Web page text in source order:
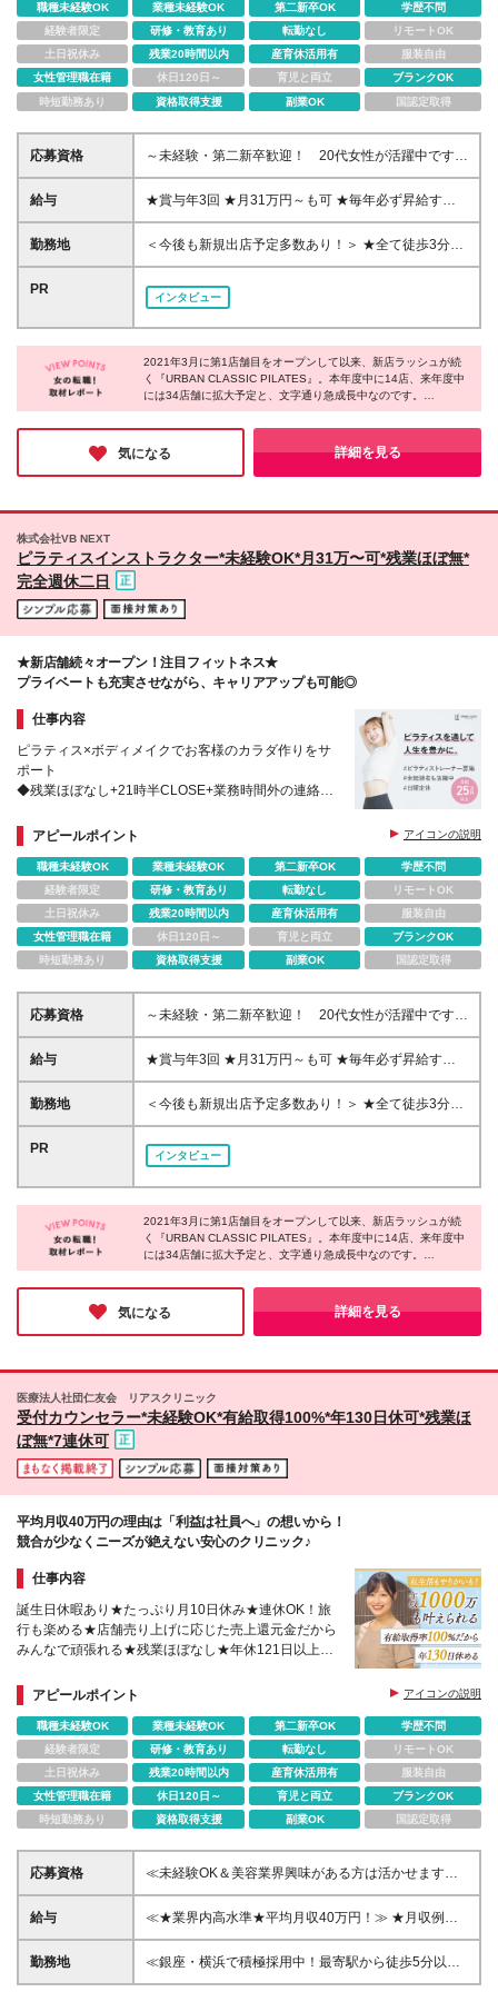
職種未経験OK 業種未経験OK 第二新卒OK
学歴不問
経験者限定
研修・教育あり 転勤なし
リモートOK
土日祝休み
残業20時間以内 産育休活用有
服装自由
女性管理職在籍
休日120日～ 育児と両立
ブランクOK
時短勤務あり
資格取得支援 副業OK 国認定取得
応募資格
～未経験・第二新卒歓迎！ 20代女性が活躍中です～
■学歴不問 ☆お客様に寄り添うお仕事なので、接客経
験が活かせます！
給与
★賞与年3回 ★月31万円～も可 ★毎年必ず昇給する
制度あり！ ■月給26万円～37万円 ※地域手当3万、見
込残業20時間分33854円～含む。超過分別途支給しま
待遇に差異はありません ------ ★住宅手当あり ★評価
に反映） ┗勤続給があり、毎年必ず昇給します！
勤務地
＜今後も新規出店予定多数あり！＞ ★全て徒歩3分以
内の駅チカ店舗です★ 東京・神奈川・千葉・埼玉の
各店舗での勤務となります。 ※原則転勤はありませ
ん。今後の新店舗立ち上げに伴い、本人が希望した場
合は全国各地で活躍することも可能です ※希望を考慮
します ※本社：東京都港区北青山1-2-3 青山ビル9F
PR
インタビュー
2021年3月に第1店舗目をオープンして以来、新店ラッシュが続
く『URBAN CLASSIC PILATES』。本年度中に14店、来年度中
には34店舗に拡大予定と、文字通り急成長中なのです。
その成長を支えるのは、20代を中心とした若手スタッフだそう！
記事でも紹介したように一人ひとりの個性を大切にするカルチャ
ーがあり、皆さん前向きにのびのびと働けるからこそ、会社がど
んどん伸びているのだと感じました！
気になる 詳細を見る
株式会社VB NEXT
ピラティスインストラクター*未経験OK*月31万〜可*残業ほぼ無*
完全週休二日
★新店舗続々オープン！注目フィットネス★
プライベートも充実させながら、キャリアアップも可能◎
仕事内容
ピラティス×ボディメイクでお客様のカラダ作りをサ
ポート
◆残業ほぼなし+21時半CLOSE+業務時間外の連絡禁
◆店長/人事/マーケ/SVなどへのキャリアアップも可能
アピールポイント アイコンの説明
職種未経験OK 業種未経験OK 第二新卒OK
学歴不問
経験者限定
研修・教育あり 転勤なし
リモートOK
土日祝休み
残業20時間以内 産育休活用有
服装自由
女性管理職在籍
休日120日～ 育児と両立
ブランクOK
時短勤務あり
資格取得支援 副業OK 国認定取得
応募資格
～未経験・第二新卒歓迎！ 20代女性が活躍中です～
■学歴不問
給与
★賞与年3回 ★月31万円～も可 ★毎年必ず昇給する
制度あり！ ■関東：月給26万円～37万円 ※地域手当3
万、見込残業20時間分33854円～含む。超過分別途支
の他の待遇に差異はありません ■関東以外：月給25万
期間中は月給23万円（地域手当2万、見込残業20時間
分29948円円含む）。その他の待遇に差異はありませ
ん ------ ★住宅手当あり ★評価制度も充実！ ┗インス
り、毎年必ず昇給します！
勤務地
＜今後も新規出店予定多数あり！＞ ★全て徒歩3分以
内の駅チカ店舗です★ 東京・神奈川・千葉・埼玉・
大阪・兵庫の各店舗での勤務となります。 ※原則転勤
はありません。今後の新店舗立ち上げに伴い、本人が
希望した場合は全国各地で活躍することも可能です ※
希望を考慮します ※本社：東京都港区北青山1-2-3 青
山ビル9F
PR
インタビュー
2021年3月に第1店舗目をオープンして以来、新店ラッシュが続
く『URBAN CLASSIC PILATES』。本年度中に14店、来年度中
には34店舗に拡大予定と、文字通り急成長中なのです。
その成長を支えるのは、20代を中心とした若手スタッフだそう！
記事でも紹介したように一人ひとりの個性を大切にするカルチャ
ーがあり、皆さん前向きにのびのびと働けるからこそ、会社がど
んどん伸びているのだと感じました！
気になる 詳細を見る
医療法人社団仁友会 リアスクリニック
受付カウンセラー*未経験OK*有給取得100%*年130日休可*残業ほ
ぼ無*7連休可
平均月収40万円の理由は「利益は社員へ」の想いから！
競合が少なくニーズが絶えない安心のクリニック♪
仕事内容
誕生日休暇あり★たっぷり月10日休み★連休OK！旅
行も楽める★店舗売り上げに応じた売上還元金だから
みんなで頑張れる★残業ほぼなし★年休121日以上
サポート体制あり
アピールポイント アイコンの説明
職種未経験OK 業種未経験OK 第二新卒OK
学歴不問
経験者限定
研修・教育あり 転勤なし
リモートOK
土日祝休み
残業20時間以内 産育休活用有
服装自由
女性管理職在籍
休日120日～ 育児と両立
ブランクOK
時短勤務あり
資格取得支援 副業OK 国認定取得
応募資格
≪未経験OK＆美容業界興味がある方は活かせます≫
◆学歴不問 ≪こんな方にピッタリ！≫ ＊美容業界で
働きたい ＊患者さまファーストのクリニックで働き
実現したい・頑張りはきちんと評価されたい ★「こ
うしたら患者さまがわかりやすいかも」といった患者
給与
≪★業界内高水準★平均月収40万円！≫ ★月収例：
40万円～(月給＋残業代＋インセンティブ） ◆月給25
万～80万円＋売上還元金＋インセンティブ＋賞与 ※
勤務地
≪銀座・横浜で積極採用中！最寄駅から徒歩5分以内
とアクセス良好≫ ★7/29に銀座院が新規オープン♪と